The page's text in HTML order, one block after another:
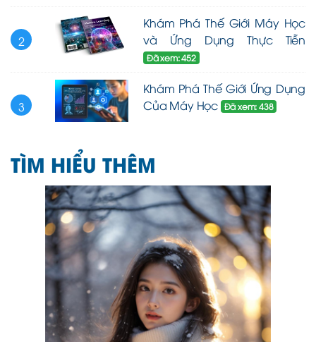
2
Khám Phá Thế Giới Máy Học
và Ứng Dụng Thực Tiễn
Đã xem: 452
3
Khám Phá Thế Giới Ứng Dụng
Của Máy Học Đã xem: 438
TÌM HIỂU THÊM